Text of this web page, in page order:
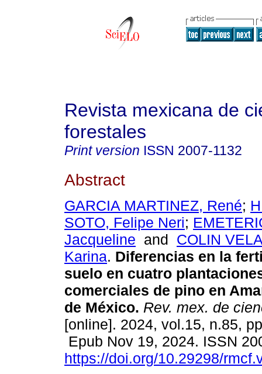
Revista mexicana de
forestales
Print version ISSN 2007-1132
Abstract
GARCIA MARTINEZ, René;
SOTO, Felipe Neri;
Jacqueline and COLIN
Karina. Diferencias en la
suelo en cuatro
comerciales de pino en
de México. Rev. mex. de
[online]. 2024, vol.15, n.85,
Epub Nov 19, 2024. ISSN
https://doi.org/10.29298/